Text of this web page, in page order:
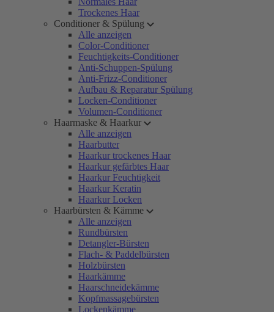
Trockenes Haar
Conditioner & Spülung
Alle anzeigen
Color-Conditioner
Feuchtigkeits-Conditioner
Anti-Schuppen-Spülung
Anti-Frizz-Conditioner
Aufbau & Reparatur Spülung
Locken-Conditioner
Volumen-Conditioner
Haarmaske & Haarkur
Alle anzeigen
Haarbutter
Haarkur trockenes Haar
Haarkur gefärbtes Haar
Haarkur Feuchtigkeit
Haarkur Keratin
Haarkur Locken
Haarbürsten & Kämme
Alle anzeigen
Rundbürsten
Detangler-Bürsten
Flach- & Paddelbürsten
Holzbürsten
Haarkämme
Haarschneidekämme
Kopfmassagebürsten
Lockenkämme